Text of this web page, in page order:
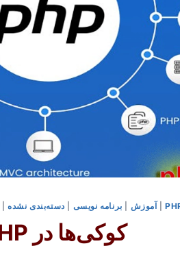
| آموزش برنامه نویسی دسته‌بندی نشده|
کوکی‌ها در PHP